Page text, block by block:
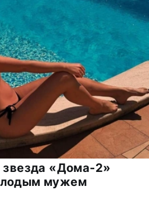
звезда «Дома-2»
мужем